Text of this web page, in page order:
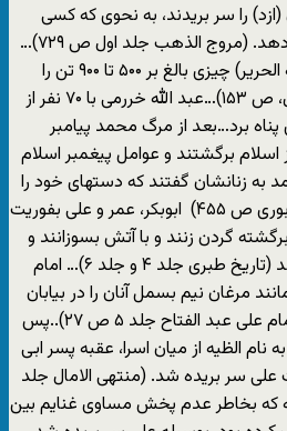
را سر بریدند، به نحوی که کسی
زنده نماند تا دیگری را دلداری دهد. (مروج الذهب جلد اول ص ۷۲۹)…
امام علی در نبردی به نام (لیله الحریر) چیزی بالغ بر ۵۰۰ تا ۹۰۰ تن را
کشت. (منتهی الامال، جلد اول، ص ۱۵۳)…عبد الله خررمی با ۷۰ نفر از
برد…بعد از مرگ محمد پیامبر
اسلام برگشتند و عوامل پیغمبر اسلام
به زنانشان گفتند که دستهای خود را
حنا بگذارند (قصص النیا نیشابوری ص ۴۵۵) ابوبکر، عمر و علی بفوریت
گردن زنند و با آتش بسوزانند و
زن و بچه اشان را به اسارت برند (تاریخ طبری جلد ۴ و جلد ۶)… امام
مرغان نیم بسمل آنان را در بیابان
رها کرد تا با شکنجه بمیرند (امام علی عبد الفتاح جلد ۵ ص ۲۷)..پس
الظیه از میان اسرا، عقبه پسر ابی
سر بریده شد. (منتهی الامال جلد
عتبه که بخاطر عدم پخش مساوی غنایم بین